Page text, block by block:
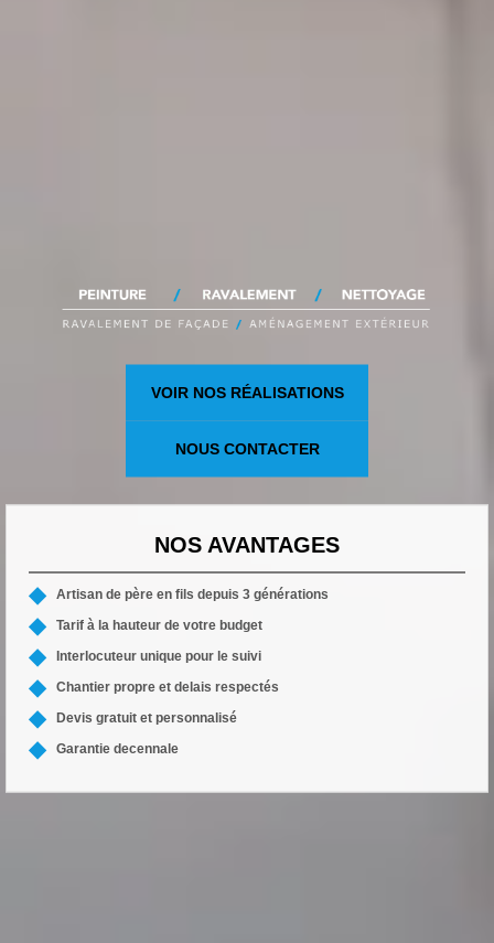
VOIR NOS RÉALISATIONS
NOUS CONTACTER
NOS AVANTAGES
Artisan de père en fils depuis 3 générations
Tarif à la hauteur de votre budget
Interlocuteur unique pour le suivi
Chantier propre et delais respectés
Devis gratuit et personnalisé
Garantie decennale